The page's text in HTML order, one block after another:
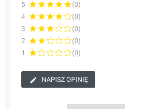
5
(0)
4
(0)
3
(0)
2
(0)
1
(0)
NAPISZ OPINIĘ